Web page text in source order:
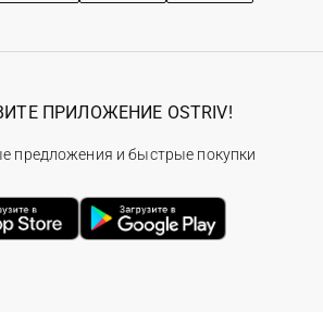
ПРИЛОЖЕНИЕ OSTRIV!
предложения и быстрые покупки